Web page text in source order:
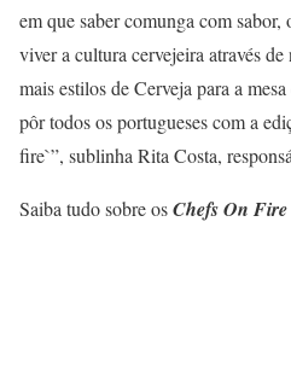
em que saber comunga com
viver a cultura cervejeira através
mais estilos de Cerveja para a
pôr todos os portugueses com a
fire`”, sublinha Rita Costa,
Saiba tudo sobre osChefs On Fire